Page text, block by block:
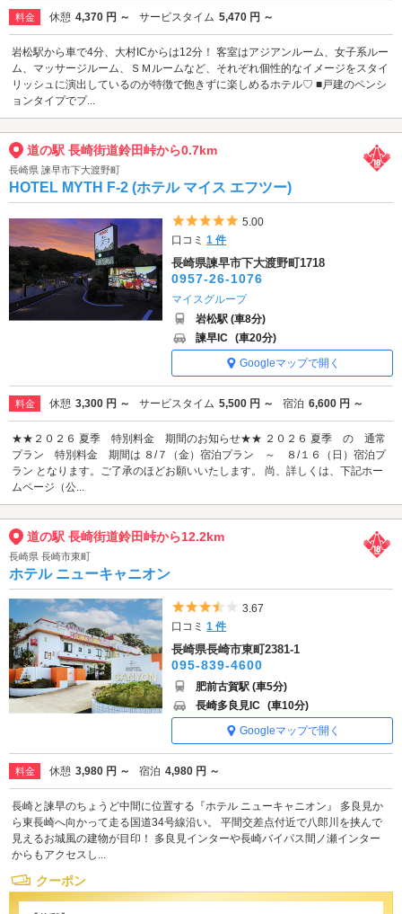
料金 休憩 4,370 円 ～ サービスタイム 5,470 円 ～
岩松駅から車で4分、大村ICからは12分！ 客室はアジアンルーム、女子系ルー
ム、マッサージルーム、ＳＭルームなど、それぞれ個性的なイメージをスタイ
リッシュに演出しているのが特徴で飽きずに楽しめるホテル♡ ■戸建のペンシ
ョンタイプでプ...
道の駅 長崎街道鈴田峠から0.7km
長崎県 諫早市下大渡野町
HOTEL MYTH F-2 (ホテル マイス エフツー)
5つ星のうち5
5.00
口コミ1 件
長崎県諫早市下大渡野町1718
0957-26-1076
マイスグループ
岩松駅 (車8分)
諫早IC (車20分)
Googleマップで開く
料金 休憩 3,300 円 ～ サービスタイム 5,500 円 ～ 宿泊 6,600 円 ～
★★２０２６ 夏季 特別料金 期間のお知らせ★★ ２０２６ 夏季 の 通常
プラン 特別料金 期間は ８/７（金）宿泊プラン ～ ８/１６（日）宿泊プ
ラン となります。ご了承のほどお願いいたします。 尚、詳しくは、下記ホー
ムページ（公...
道の駅 長崎街道鈴田峠から12.2km
長崎県 長崎市東町
ホテル ニューキャニオン
5つ星のうち3.5
3.67
口コミ1 件
長崎県長崎市東町2381-1
095-839-4600
肥前古賀駅 (車5分)
長崎多良見IC (車10分)
Googleマップで開く
料金 休憩 3,980 円 ～ 宿泊 4,980 円 ～
長崎と諫早のちょうど中間に位置する『ホテル ニューキャニオン』 多良見か
ら東長崎へ向かって走る国道34号線沿い。 平間交差点付近で八郎川を挟んで
見えるお城風の建物が目印！ 多良見インターや長崎バイパス間ノ瀬インター
からもアクセスし...
クーポン